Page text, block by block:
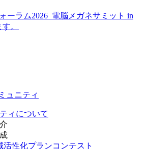
ーラム2026_電脳メガネサミット in
。
ィについて
活性化プランコンテスト